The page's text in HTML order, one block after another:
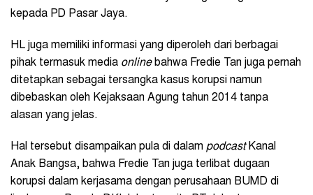
kepada PD Pasar Jaya.
HL juga memiliki informasi yang diperoleh dari berbagai
pihak termasuk media onlinebahwa Fredie Tan juga pernah
ditetapkan sebagai tersangka kasus korupsi namun
dibebaskan oleh Kejaksaan Agung tahun 2014 tanpa
alasan yang jelas.
Hal tersebut disampaikan pula di dalam podcastKanal
Anak Bangsa, bahwa Fredie Tan juga terlibat dugaan
korupsi dalam kerjasama dengan perusahaan BUMD di